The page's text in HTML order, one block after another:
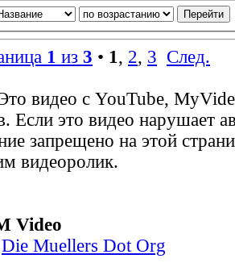
1 из 3 • 1, 2, 3 След.
видео с YouTube,
Если это видео нарушает
запрещено на этой
видеоролик.
Video
Die Muellers Dot Org